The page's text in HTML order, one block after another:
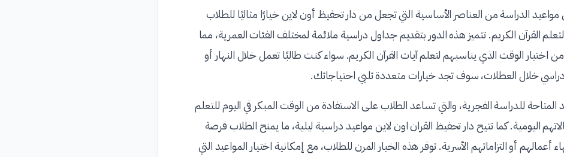
مواعيد الدراسة من العناصر الأساسية التي تجعل من دار تحفيظ أون لاين خيارًا مثاليًا للطلاب
القرآن الكريم. تتميز هذه الدور بتقديم جداول دراسية ملائمة لمختلف الفئات العمرية، مما
اختيار الوقت الذي يناسبهم لتعلم آيات القرآن الكريم. سواء كنت طالبًا تعمل خلال النهار أو
دراسي خلال العطلات، سوف تجد خيارات متعددة تلبي احتياجاتك.
للدراسة الفجرية، والتي تساعد الطلاب على الاستفادة من الوقت المبكر في اليوم للتعلم
اليومية. كما تتيح دار تحفيظ القران اون لاين مواعيد دراسية ليلية، ما يمنح الطلاب فرصة
أعمالهم أو التزاماتهم الأسرية. توفر هذه الخيار المرن للطلاب، مع إمكانية اختيار المواعيد التي